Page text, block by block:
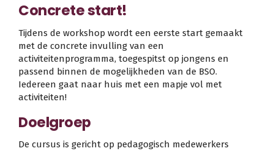
Concrete start!
Tijdens de workshop wordt een eerste start gemaakt
met de concrete invulling van een
activiteitenprogramma, toegespitst op jongens en
passend binnen de mogelijkheden van de BSO.
Iedereen gaat naar huis met een mapje vol met
activiteiten!
Doelgroep
De cursus is gericht op pedagogisch medewerkers